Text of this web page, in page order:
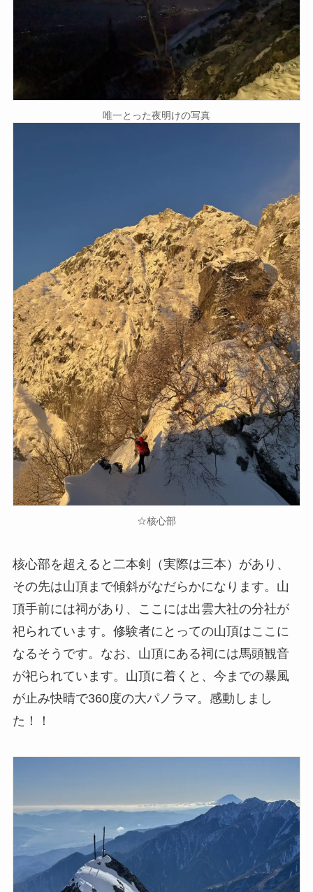
唯一とった夜明けの写真
☆核心部
核心部を超えると二本剣（実際は三本）があり、
その先は山頂まで傾斜がなだらかになります。山
頂手前には祠があり、ここには出雲大社の分社が
祀られています。修験者にとっての山頂はここに
なるそうです。なお、山頂にある祠には馬頭観音
が祀られています。山頂に着くと、今までの暴風
が止み快晴で360度の大パノラマ。感動しまし
た！！